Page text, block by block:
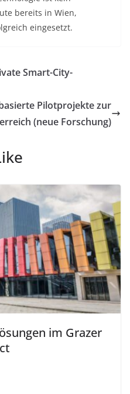
bereits in Wien,
eingesetzt.
Smart-City-
Pilotprojekte zur
(neue Forschung)
im Grazer